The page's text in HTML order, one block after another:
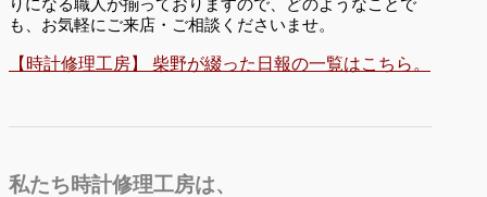
も、お気軽にご来店・ご相談くださいませ。
【時計修理工房】 柴野が綴った日報の一覧はこちら。
私たち時計修理工房は、